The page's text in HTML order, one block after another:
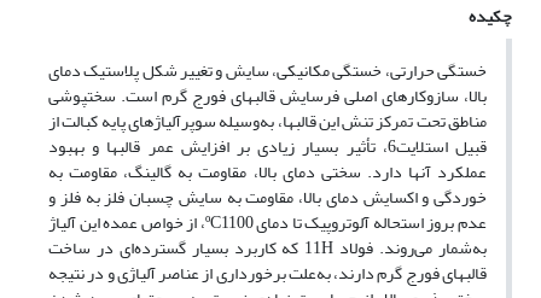
چکیده
خستگی حرارتی، خستگی مکانیکی، سایش و تغییر شکل پلاستیک دمای
بالا، سازوکارهای اصلی فرسایش قالبهای فورج گرم است. سختپوشی
مناطق تحت تمرکز تنش این قالبها، به‌وسیله سوپرآلیاژهای پایه کبالت از
قبیل استلایت‌6، تأثیر بسیار زیادی بر افزایش عمر قالبها و بهبود
عملکرد آنها دارد. سختی دمای بالا، مقاومت به گالینگ، مقاومت به
خوردگی و اکسایش دمای بالا، مقاومت به سایش چسبان فلز به فلز و
عدم بروز استحاله آلوتروپیک تا دمای ºC1100، از خواص عمده این آلیاژ
به‌شمار می‌روند. فولاد 11H که کاربرد بسیار گسترده‌ای در ساخت
قالبهای فورج گرم دارند، به‌علت برخورداری از عناصر آلیاژی و در نتیجه